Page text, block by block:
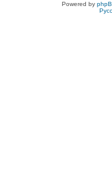
Powered by